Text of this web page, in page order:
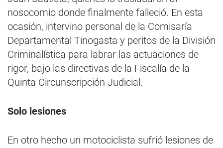
nosocomio donde finalmente falleció. En esta
ocasión, intervino personal de la Comisaría
Departamental Tinogasta y peritos de la División
Criminalística para labrar las actuaciones de
rigor, bajo las directivas de la Fiscalía de la
Quinta Circunscripción Judicial.
Solo lesiones
En otro hecho un motociclista sufrió lesiones de